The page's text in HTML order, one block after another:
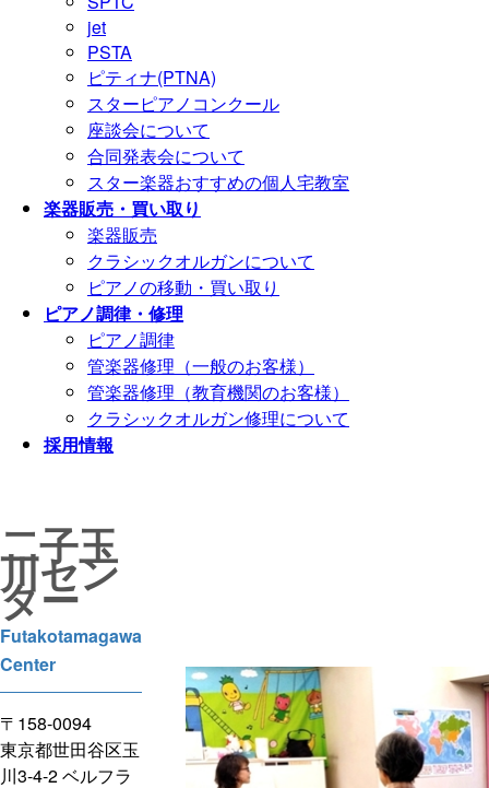
jet
PSTA
ピティナ(PTNA)
スターピアノコンクール
座談会について
合同発表会について
スター楽器おすすめの個人宅教室
楽器販売・買い取り
楽器販売
クラシックオルガンについて
ピアノの移動・買い取り
ピアノ調律・修理
ピアノ調律
管楽器修理（一般のお客様）
管楽器修理（教育機関のお客様）
クラシックオルガン修理について
採用情報
二子玉
川セン
ター
Futakotamagawa
Center
〒158-0094
東京都世田谷区玉
川3-4-2 ベルフラ